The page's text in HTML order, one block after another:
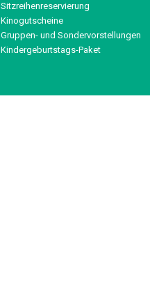
Sitzreihenreservierung
Kinogutscheine
Gruppen- und Sondervorstellungen
Kindergeburtstags-Paket